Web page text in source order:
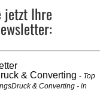
jetzt Ihre
& Converting Top
& Converting - in